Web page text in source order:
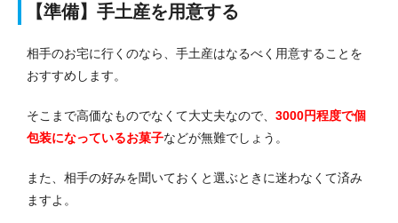
【準備】手土産を用意する
相手のお宅に行くのなら、手土産はなるべく用意することを
おすすめします。
そこまで高価なものでなくて大丈夫なので、 3000円程度で個
包装になっているお菓子などが無難でしょう。
また、相手の好みを聞いておくと選ぶときに迷わなくて済み
ますよ。